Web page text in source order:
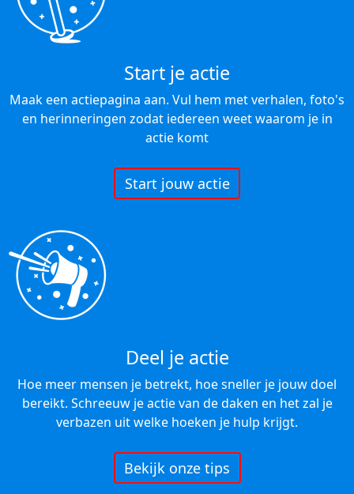
Start je actie
Maak een actiepagina aan. Vul hem met verhalen, foto's
en herinneringen zodat iedereen weet waarom je in
actie komt
Start jouw actie
Deel je actie
Hoe meer mensen je betrekt, hoe sneller je jouw doel
bereikt. Schreeuw je actie van de daken en het zal je
verbazen uit welke hoeken je hulp krijgt.
Bekijk onze tips